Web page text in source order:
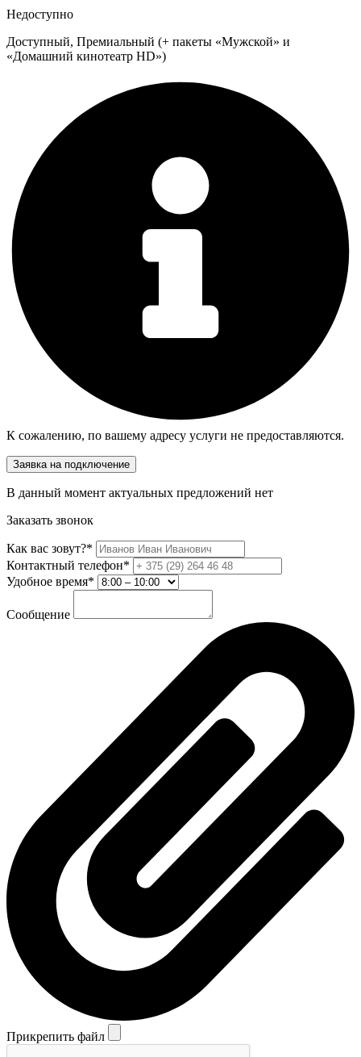
Недоступно
Доступный, Премиальный (+ пакеты «Мужской» и
«Домашний кинотеатр HD»)
К сожалению, по вашему адресу услуги не предоставляются.
Заявка на подключение
В данный момент актуальных предложений нет
Заказать звонок
Как вас зовут?*
Контактный телефон*
Удобное время*
Сообщение
Прикрепить файл